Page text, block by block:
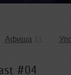
Афиша
#04